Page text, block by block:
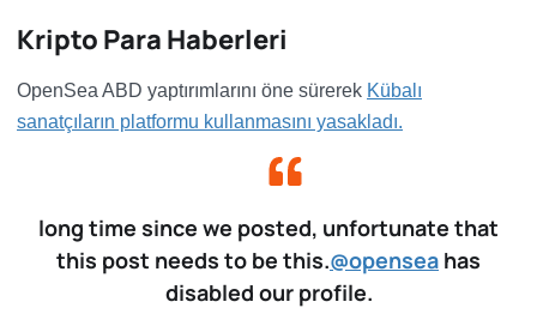
Kripto Para Haberleri
OpenSea ABD yaptırımlarını öne sürerek Kübalı
sanatçıların platformu kullanmasını yasakladı.
long time since we posted, unfortunate that
this post needs to be this.@opensea has
disabled our profile.